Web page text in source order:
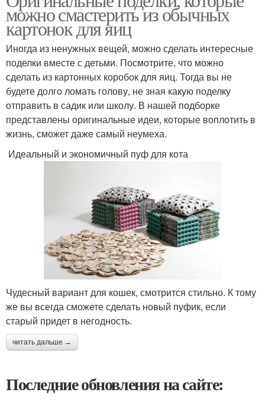
можно смастерить из обычных
картонок для яиц
Иногда из ненужных вещей, можно сделать интересные
поделки вместе с детьми. Посмотрите, что можно
сделать из картонных коробок для яиц. Тогда вы не
будете долго ломать голову, не зная какую поделку
отправить в садик или школу. В нашей подборке
представлены оригинальные идеи, которые воплотить в
жизнь, сможет даже самый неумеха.
Идеальный и экономичный пуф для кота
Чудесный вариант для кошек, смотрится стильно. К тому
же вы всегда сможете сделать новый пуфик, если
старый придет в негодность.
читать дальше →
Последние обновления на сайте: